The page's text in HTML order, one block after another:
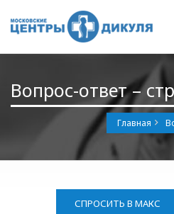
Вопрос-ответ –
Главная
СПРОСИТЬ В МАКС